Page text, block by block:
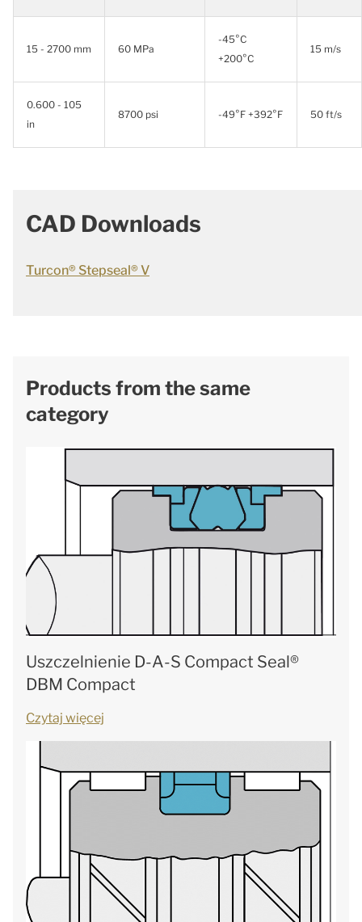
15 - 2700 mm 60 MPa
-45°C
+200°C
15 m/s
0.600 - 105
in
8700 psi -49°F +392°F 50 ft/s
CAD Downloads
Turcon® Stepseal® V
Products from the same
category
Uszczelnienie D-A-S Compact Seal®
DBM Compact
Czytaj więcej